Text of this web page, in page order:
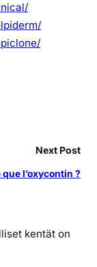
Next Post
que l’oxycontin ?
kentät on